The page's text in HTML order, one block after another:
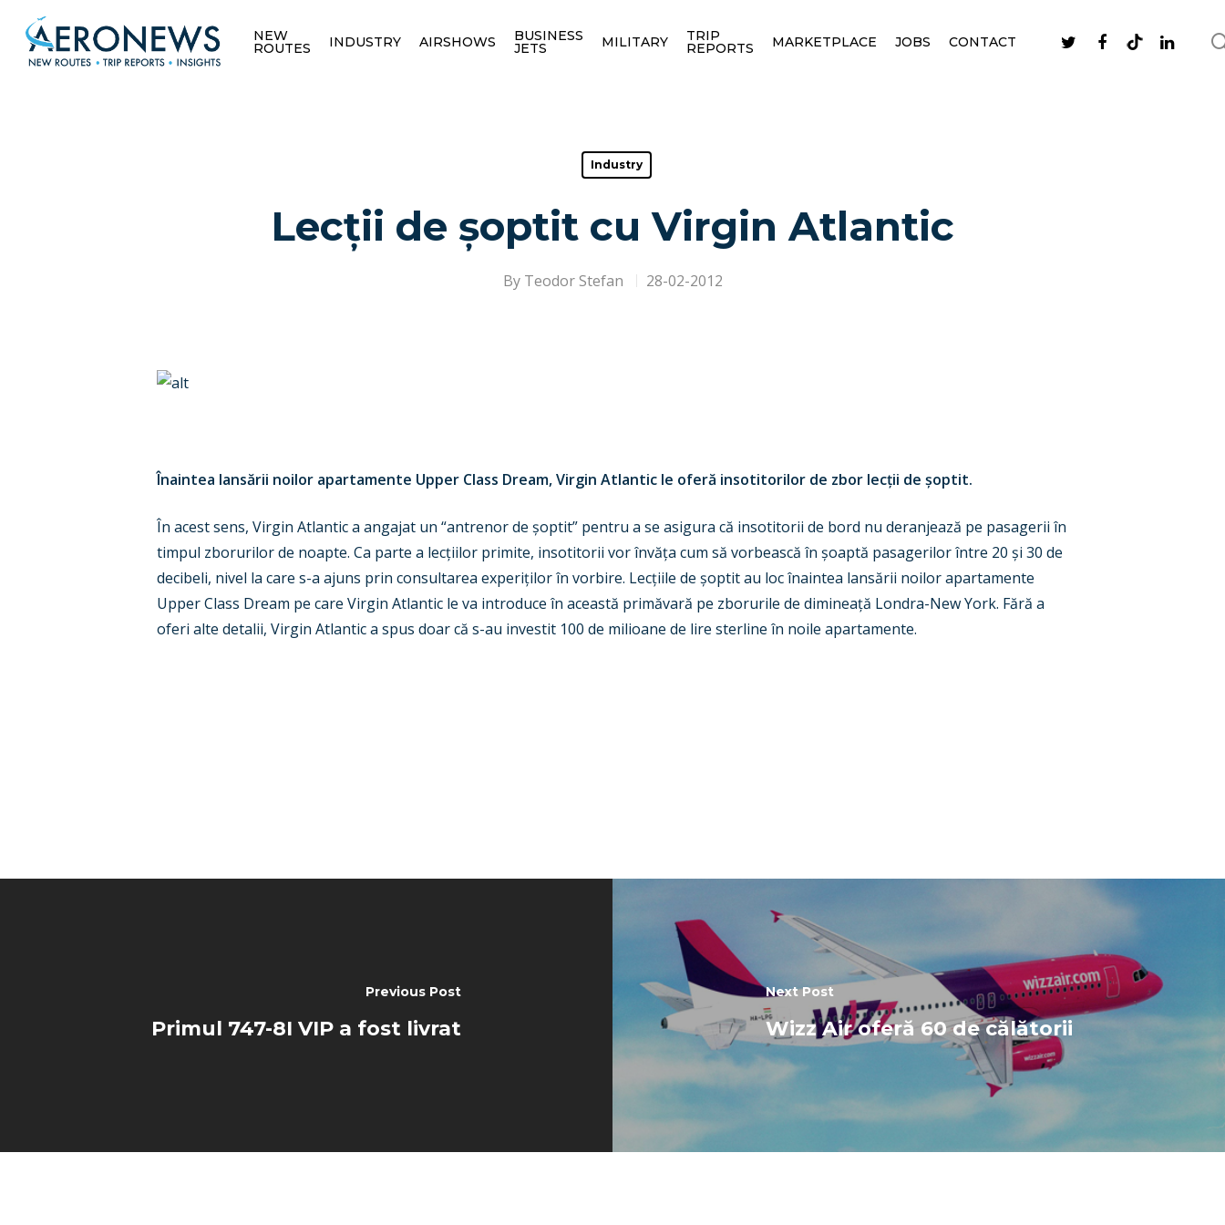
NEW
ROUTES INDUSTRY AIRSHOWS BUSINESS
JETS MILITARY TRIP
REPORTS MARKETPLACE JOBS CONTACT
Industry
Lecții de șoptit cu Virgin Atlantic
By Teodor Stefan 28-02-2012
Înaintea lansării noilor apartamente Upper Class Dream, Virgin Atlantic le oferă insotitorilor de zbor lecții de șoptit.
În acest sens, Virgin Atlantic a angajat un “antrenor de șoptit” pentru a se asigura că insotitorii de bord nu deranjează pe pasagerii în
timpul zborurilor de noapte. Ca parte a lecțiilor primite, insotitorii vor învăța cum să vorbească în șoaptă pasagerilor între 20 și 30 de
decibeli, nivel la care s-a ajuns prin consultarea experiților în vorbire. Lecțiile de șoptit au loc înaintea lansării noilor apartamente
Upper Class Dream pe care Virgin Atlantic le va introduce în această primăvară pe zborurile de dimineață Londra-New York. Fără a
oferi alte detalii, Virgin Atlantic a spus doar că s-au investit 100 de milioane de lire sterline în noile apartamente.
Previous Post
Primul 747-8I VIP a fost livrat
Next Post
Wizz Air oferă 60 de călătorii